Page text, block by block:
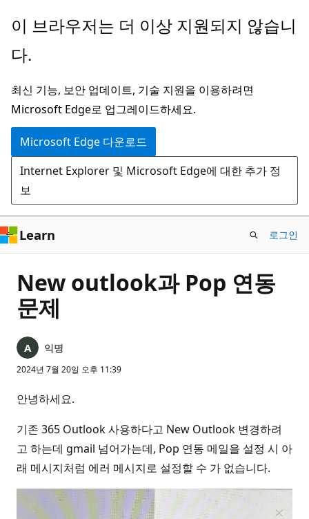
주
콘
츠
로
건
너
뛰
기
이 브라우저는 더 이상 지원되지 않습니
다.
최신 기능, 보안 업데이트, 기술 지원을 이용하려면
Microsoft Edge로 업그레이드하세요.
Microsoft Edge 다운로드
Internet Explorer 및 Microsoft Edge에 대한 추가 정
보
Learn 로그인
New outlook과 Pop 연동
문제
익명
2024년 7월 20일 오후 11:39
안녕하세요.
기존 365 Outlook 사용하다고 New Outlook 변경하려
고 하는데 gmail 넘어가는데, Pop 연동 메일을 설정 시 아
래 메시지처럼 에러 메시지로 설정할 수 가 없습니다.